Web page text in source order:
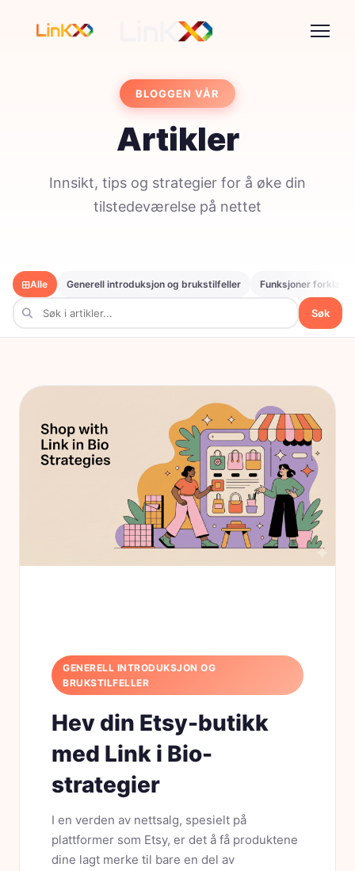
BLOGGEN VÅR
Artikler
Innsikt, tips og strategier for å øke din
tilstedeværelse på nettet
Alle Generell introduksjon og brukstilfeller Funksjoner forklart
Søk
GENERELL INTRODUKSJON OG
BRUKSTILFELLER
Hev din Etsy-butikk
med Link i Bio-
strategier
I en verden av nettsalg, spesielt på
plattformer som Etsy, er det å få produktene
dine lagt merke til bare en del av